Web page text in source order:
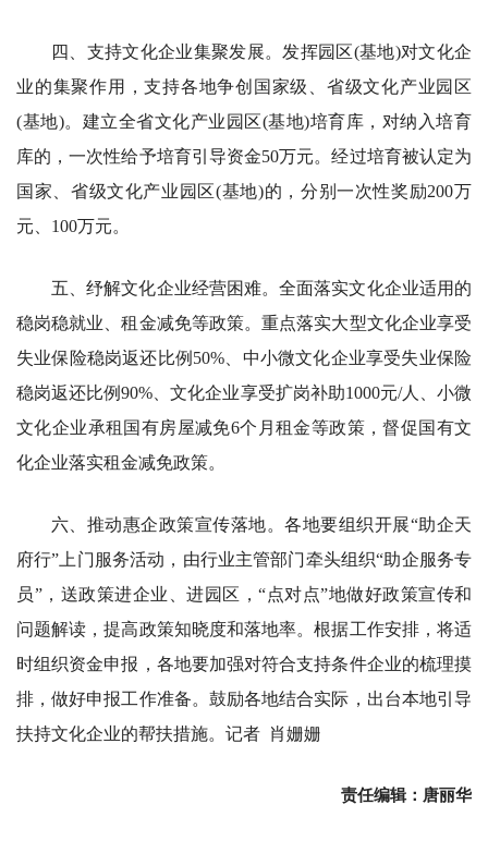
四、支持文化企业集聚发展。发挥园区(基地)对文化企
业的集聚作用，支持各地争创国家级、省级文化产业园区
(基地)。建立全省文化产业园区(基地)培育库，对纳入培育
库的，一次性给予培育引导资金50万元。经过培育被认定为
国家、省级文化产业园区(基地)的，分别一次性奖励200万
元、100万元。
五、纾解文化企业经营困难。全面落实文化企业适用的
稳岗稳就业、租金减免等政策。重点落实大型文化企业享受
失业保险稳岗返还比例50%、中小微文化企业享受失业保险
稳岗返还比例90%、文化企业享受扩岗补助1000元/人、小微
文化企业承租国有房屋减免6个月租金等政策，督促国有文
化企业落实租金减免政策。
六、推动惠企政策宣传落地。各地要组织开展“助企天
府行”上门服务活动，由行业主管部门牵头组织“助企服务专
员”，送政策进企业、进园区，“点对点”地做好政策宣传和
问题解读，提高政策知晓度和落地率。根据工作安排，将适
时组织资金申报，各地要加强对符合支持条件企业的梳理摸
排，做好申报工作准备。鼓励各地结合实际，出台本地引导
扶持文化企业的帮扶措施。记者 肖姗姗
责任编辑：唐丽华